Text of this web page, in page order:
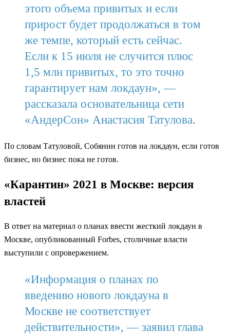
этого объема привитых и если
прирост будет продолжаться в том
же темпе, который есть сейчас.
Если к 15 июля не случится плюс
1,5 млн привитых, то это точно
гарантирует нам локдаун», —
рассказала основательница сети
«АндерСон» Анастасия Татулова.
По словам Татуловой, Собянин готов на локдаун, если готов
бизнес, но бизнес пока не готов.
«Карантин» 2021 в Москве: версия
властей
В ответ на материал о планах ввести жесткий локдаун в
Москве, опубликованный Forbes, столичные власти
выступили с опровержением.
«Информация о планах по
введению нового локдауна в
Москве не соответствует
действительности», — заявил глава